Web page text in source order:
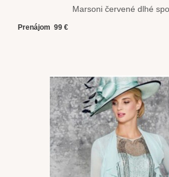
Marsoni červené dlhé
Prenájom 99 €